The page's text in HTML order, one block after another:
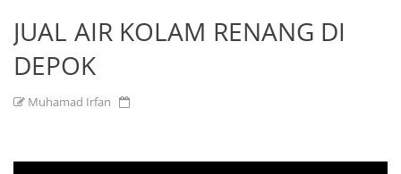
SERVICES CONTACT
JUAL AIR KOLAM RENANG DI
DEPOK
Muhamad Irfan